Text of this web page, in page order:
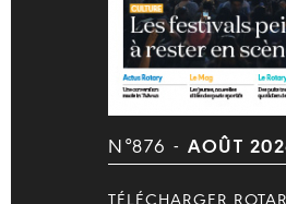
N°876 - AOÛT